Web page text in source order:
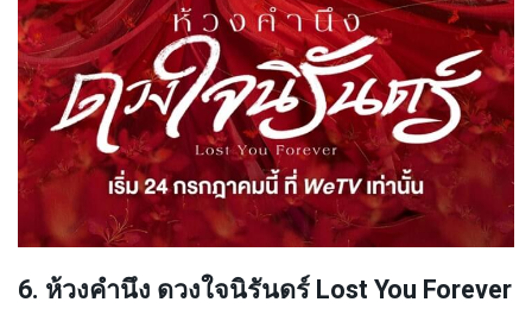
6. ห้วงคำนึง ดวงใจนิรันดร์ Lost You Forever